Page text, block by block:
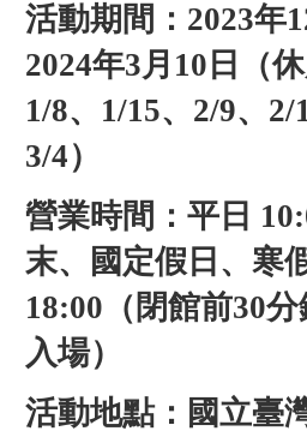
活動期間：2023年
2024年3月10日（休
1/8、1/15、2/9、2/
3/4）
營業時間：平日
末、國定假日、寒
18:00（閉館前30
入場）
活動地點：國立臺